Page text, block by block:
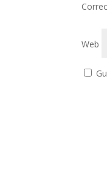
Web